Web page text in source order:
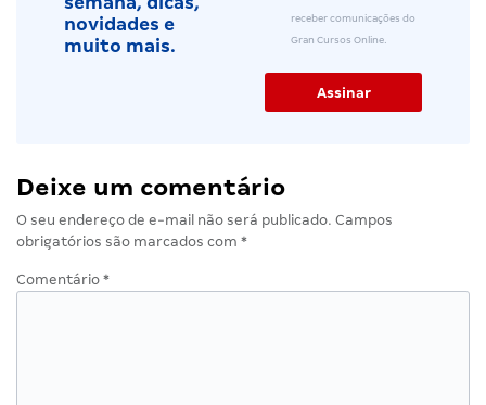
novidades e
muito mais.
receber comunicações do
Gran Cursos Online.
Deixe um comentário
O seu endereço de e-mail não será publicado. Campos
obrigatórios são marcados com *
Comentário *